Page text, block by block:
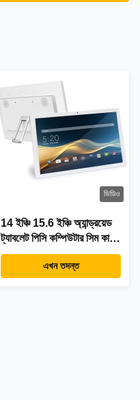
ভিডিও
14 ইঞ্চি 15.6 ইঞ্চি অ্যান্ড্রয়েড
ট্যাবলেট পিসি কম্পিউটার সিম কার্ড
স্লট 4G LTE নেটওয়ার্ক POE
NFC টাচ স্ক্রিন কোয়াড কোর
এখন তদন্ত